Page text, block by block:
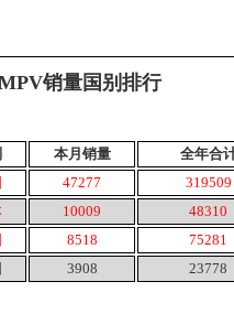
销量国别排行
本月销量
全年合
47277
319509
10009
48310
8518
75281
3908 23778